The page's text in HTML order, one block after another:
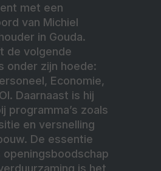
met een
van Michiel
in Gouda.
de volgende
onder zijn hoede:
Economie,
Daarnaast is hij
programma’s zoals
en versnelling
De essentie
openingsboodschap
is het